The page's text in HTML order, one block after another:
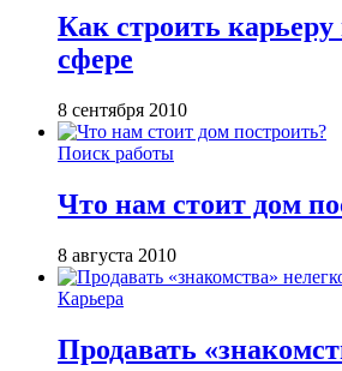
Как строить
сфере
8 сентября 2010
Поиск работы
Что нам стоит дом
8 августа 2010
Карьера
Продавать